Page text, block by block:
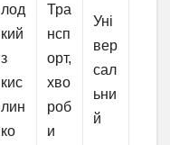
лод
кий
з
кис
лин
ко
Тра
нсп
орт,
хво
роб
и
Уні
вер
сал
ьни
й